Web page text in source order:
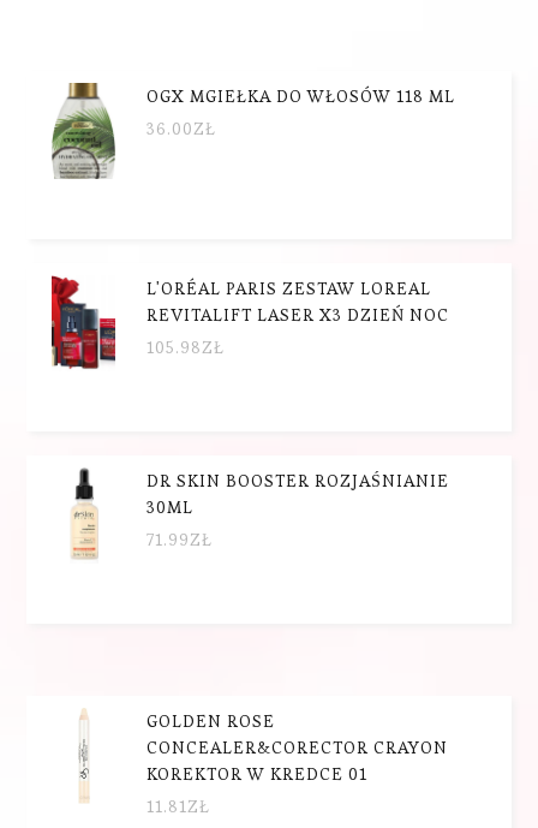
OGX MGIEŁKA DO WŁOSÓW 118 ML
36.00ZŁ
L'ORÉAL PARIS ZESTAW LOREAL
REVITALIFT LASER X3 DZIEŃ NOC
105.98ZŁ
DR SKIN BOOSTER ROZJAŚNIANIE
30ML
71.99ZŁ
GOLDEN ROSE
CONCEALER&CORECTOR CRAYON
KOREKTOR W KREDCE 01
11.81ZŁ